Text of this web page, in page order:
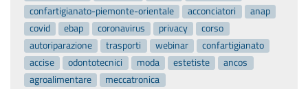
confartigianato-piemonte-orientale
acconciatori
anap
covid
ebap coronavirus privacy
corso
autoriparazione
trasporti webinar
confartigianato
accise
odontotecnici moda estetiste
ancos
agroalimentare
meccatronica